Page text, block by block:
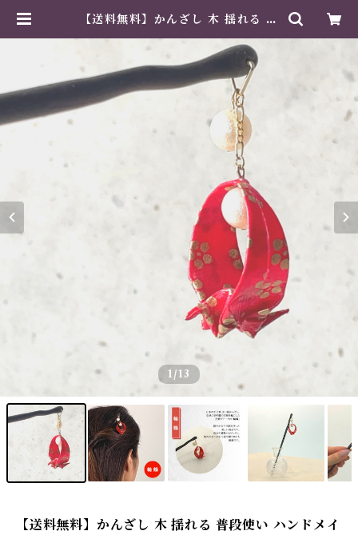
【送料無料】かんざし 木 揺れる 普
紙 撥水仕上 職人技 赤 夏祭り 花火
大会 プレゼント | 紙工芸専門店 美
そあみか
1 /13
【送料無料】かんざし 木 揺れる 普段使い ハンドメイ